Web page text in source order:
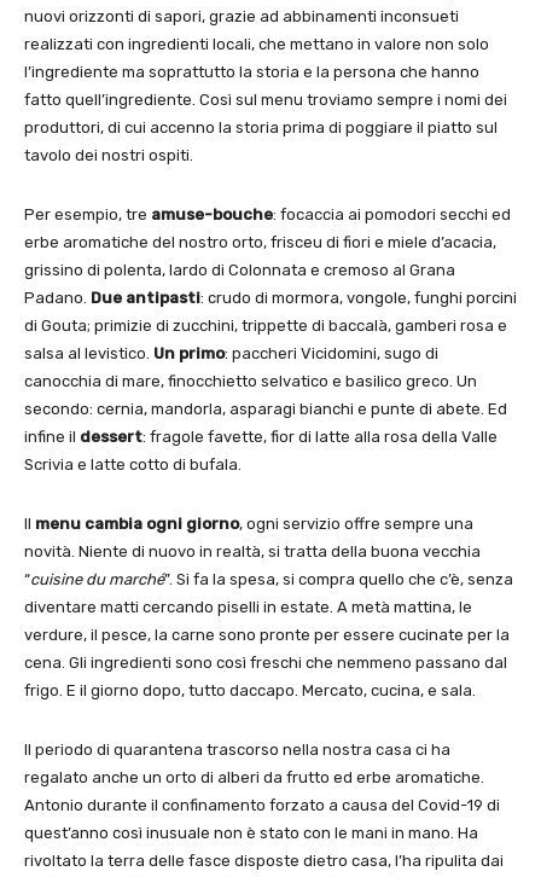
nuovi orizzonti di sapori, grazie ad abbinamenti inconsueti
realizzati con ingredienti locali, che mettano in valore non solo
l’ingrediente ma soprattutto la storia e la persona che hanno
fatto quell’ingrediente. Così sul menu troviamo sempre i nomi dei
produttori, di cui accenno la storia prima di poggiare il piatto sul
tavolo dei nostri ospiti.
Per esempio, tre amuse-bouche: focaccia ai pomodori secchi ed
erbe aromatiche del nostro orto, frisceu di fiori e miele d’acacia,
grissino di polenta, lardo di Colonnata e cremoso al Grana
Padano. Due antipasti: crudo di mormora, vongole, funghi porcini
di Gouta; primizie di zucchini, trippette di baccalà, gamberi rosa e
salsa al levistico. Un primo: paccheri Vicidomini, sugo di
canocchia di mare, finocchietto selvatico e basilico greco. Un
secondo: cernia, mandorla, asparagi bianchi e punte di abete. Ed
infine il dessert: fragole favette, fior di latte alla rosa della Valle
Scrivia e latte cotto di bufala.
Il menu cambia ogni giorno, ogni servizio offre sempre una
novità. Niente di nuovo in realtà, si tratta della buona vecchia
“cuisine du marché”. Si fa la spesa, si compra quello che c’è, senza
diventare matti cercando piselli in estate. A metà mattina, le
verdure, il pesce, la carne sono pronte per essere cucinate per la
cena. Gli ingredienti sono così freschi che nemmeno passano dal
frigo. E il giorno dopo, tutto daccapo. Mercato, cucina, e sala.
Il periodo di quarantena trascorso nella nostra casa ci ha
regalato anche un orto di alberi da frutto ed erbe aromatiche.
Antonio durante il confinamento forzato a causa del Covid-19 di
quest’anno così inusuale non è stato con le mani in mano. Ha
rivoltato la terra delle fasce disposte dietro casa, l’ha ripulita dai